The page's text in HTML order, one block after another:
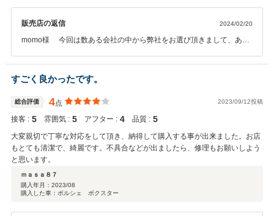
販売店の返信 2024/02/20
momo様 今回は数ある会社の中から弊社をお選び頂きまして、あり
も大変嬉しく存じます。 また何かありましたら、弊社もしくは担当者
にご連絡下さいませ。 この度は、誠にありがとうございました
すごく良かったです。
総合評価 4点 2023/09/12投稿
接客 : 5 雰囲気 : 5 アフター : 4 品質 : 5
大変親切で丁寧な対応をして頂き、納得して購入する事が出来ました。お店
もとても清潔で、綺麗です。不具合などが出ましたら、修理もお願いしよう
と思います。
ｍａｓａ８７
購入年月： 2023/08
購入した車：ポルシェ ボクスター